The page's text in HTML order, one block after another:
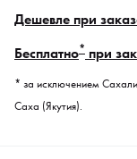
Дешевле при
Бесплатно* при
* за исключением
Саха (Якутия).